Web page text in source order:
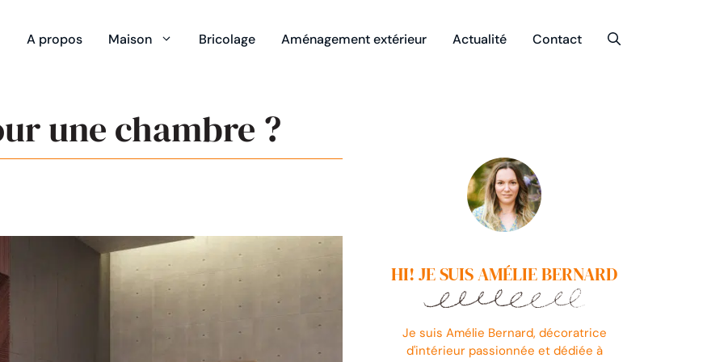
A propos Maison Bricolage Aménagement extérieur Actualité Contact
une chambre ?
HI! JE SUIS AMÉLIE BERNARD
Je suis Amélie Bernard, décoratrice
d'intérieur passionnée et dédiée à